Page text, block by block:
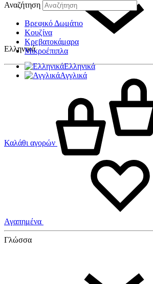
Ελληνικά
Ελληνικά
Αγγλικά
Αναζήτηση
Βρεφικό Δωμάτιο
Κουζίνα
Κρεβατοκάμαρα
Μικροέπιπλα
Καλάθι αγορών
Αγαπημένα
Γλώσσα